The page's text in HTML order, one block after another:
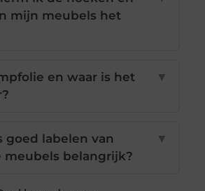
mijn meubels het
en waar is het
▼
goed labelen van
meubels belangrijk?
▼